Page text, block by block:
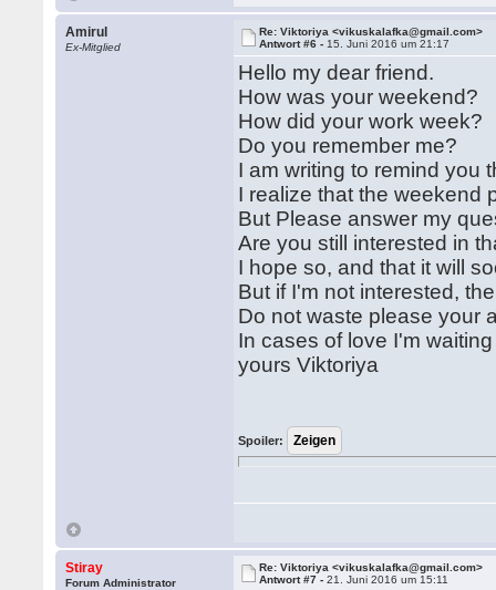
Amirul
Ex-Mitglied
Re: Viktoriya <vikuskalafka@gmail.com>
Antwort #6 - 15. Juni 2016 um 21:17
Hello my dear friend.
How was your weekend?
How did your work week?
Do you remember me?
I am writing to remind you
I realize that the weekend
But Please answer my
Are you still interested in
I hope so, and that it will
But if I'm not interested,
Do not waste please your
In cases of love I'm
yours Viktoriya
Spoiler:
Stiray
Forum Administrator
Re: Viktoriya <vikuskalafka@gmail.com>
Antwort #7 -21. Juni 2016 um 15:11